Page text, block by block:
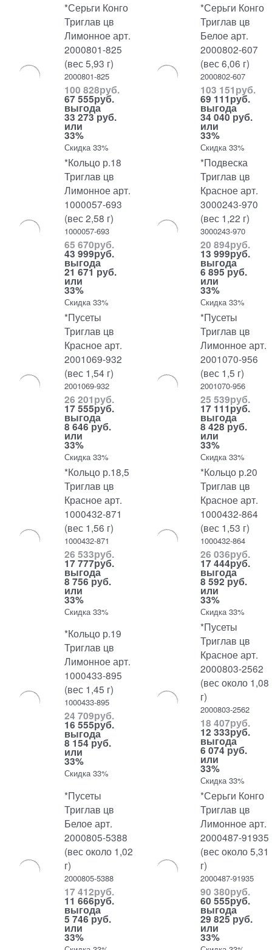
*Серьги Конго
Триглав цв
Лимонное арт.
2000801-825
(вес 5,93 г)
2000801-825
100 828руб.
67 555руб.
выгода
33 273 руб.
или
33%
Скидка 33%
*Серьги Конго
Триглав цв
Белое арт.
2000802-607
(вес 6,06 г)
2000802-607
103 151руб.
69 111руб.
выгода
34 040 руб.
или
33%
Скидка 33%
*Кольцо р.18
Триглав цв
Лимонное арт.
1000057-693
(вес 2,58 г)
1000057-693
65 670руб.
43 999руб.
выгода
21 671 руб.
или
33%
Скидка 33%
*Подвеска
Триглав цв
Красное арт.
3000243-970
(вес 1,22 г)
3000243-970
20 894руб.
13 999руб.
выгода
6 895 руб.
или
33%
Скидка 33%
*Пусеты
Триглав цв
Красное арт.
2001069-932
(вес 1,54 г)
2001069-932
26 201руб.
17 555руб.
выгода
8 646 руб.
или
33%
Скидка 33%
*Пусеты
Триглав цв
Лимонное арт.
2001070-956
(вес 1,5 г)
2001070-956
25 539руб.
17 111руб.
выгода
8 428 руб.
или
33%
Скидка 33%
*Кольцо р.18,5
Триглав цв
Красное арт.
1000432-871
(вес 1,56 г)
1000432-871
26 533руб.
17 777руб.
выгода
8 756 руб.
или
33%
Скидка 33%
*Кольцо р.20
Триглав цв
Красное арт.
1000432-864
(вес 1,53 г)
1000432-864
26 036руб.
17 444руб.
выгода
8 592 руб.
или
33%
Скидка 33%
*Кольцо р.19
Триглав цв
Лимонное арт.
1000433-895
(вес 1,45 г)
1000433-895
24 709руб.
16 555руб.
выгода
8 154 руб.
или
33%
Скидка 33%
*Пусеты
Триглав цв
Красное арт.
2000803-2562
(вес около 1,08
г)
2000803-2562
18 407руб.
12 333руб.
выгода
6 074 руб.
или
33%
Скидка 33%
*Пусеты
Триглав цв
Белое арт.
2000805-5388
(вес около 1,02
г)
2000805-5388
17 412руб.
11 666руб.
выгода
5 746 руб.
или
33%
*Серьги Конго
Триглав цв
Лимонное арт.
2000487-91935
(вес около 5,31
г)
2000487-91935
90 380руб.
60 555руб.
выгода
29 825 руб.
или
33%